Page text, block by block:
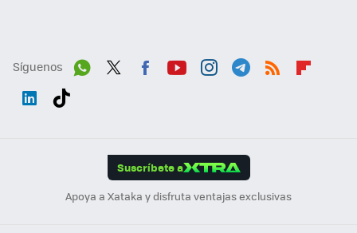
Síguenos
Suscríbete a
Apoya a Xataka y disfruta ventajas exclusivas